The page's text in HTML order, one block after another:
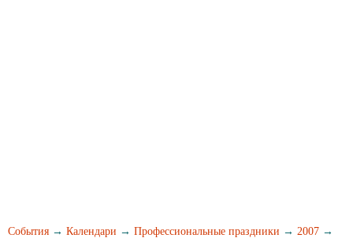
События → Календари → Профессиональные праздники → 2007 →